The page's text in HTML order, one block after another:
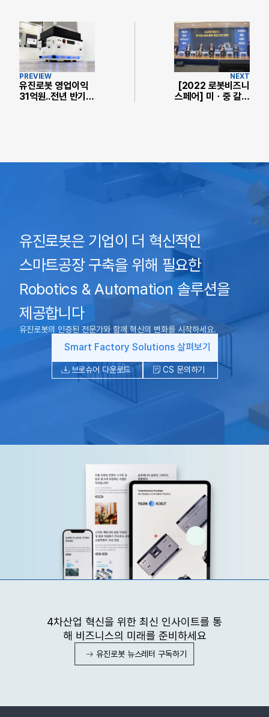
유진로봇 영업이익
31억원..전년 반기
PREVIEW
[2022 로봇비즈니
스페어] 미ㆍ중 갈등
NEXT
유진로봇은 기업이 더 혁신적인
스마트공장 구축을 위해 필요한
Robotics & Automation 솔루션을
제공합니다
유진로봇의 인증된 전문가와 함께 혁신의 변화를 시작하세요.
Smart Factory Solutions 살펴보기
브로슈어 다운로드 CS 문의하기
4차산업 혁신을 위한 최신 인사이트를 통
해 비즈니스의 미래를 준비하세요
유진로봇 뉴스레터 구독하기